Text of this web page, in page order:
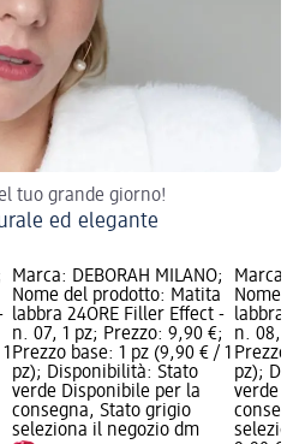
tuo grande giorno!
ed elegante
Marca: DEBORAH MILANO;
Nome del prodotto: Matita
labbra 24ORE Filler Effect -
n. 07, 1 pz; Prezzo: 9,90 €;
Prezzo base: 1 pz (9,90 € / 1
pz); Disponibilità: Stato
verde Disponibile per la
consegna, Stato grigio
seleziona il negozio dm
Marca:
Nome
labbra
n. 08, 1
Prezzo
pz);
verde